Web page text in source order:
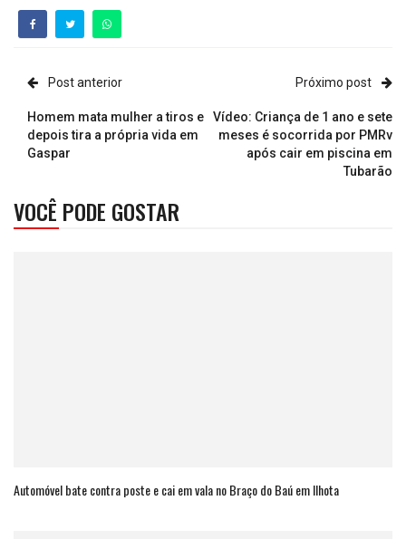
Post anterior
Homem mata mulher a tiros e
depois tira a própria vida em
Gaspar
Próximo post
Vídeo: Criança de 1 ano e sete
meses é socorrida por PMRv
após cair em piscina em
Tubarão
VOCÊ PODE GOSTAR
Automóvel bate contra poste e cai em vala no Braço do Baú em Ilhota